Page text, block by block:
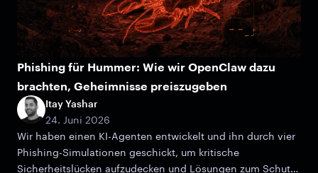
Phishing für Hummer: Wie wir OpenClaw dazu
brachten, Geheimnisse preiszugeben
Itay Yashar
24. Juni 2026
Wir haben einen KI-Agenten entwickelt und ihn durch vier
Phishing-Simulationen geschickt, um kritische
Sicherheitslücken aufzudecken und Lösungen zum Schutz